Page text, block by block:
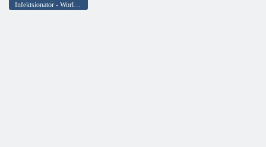
Infektsionator - World Domination